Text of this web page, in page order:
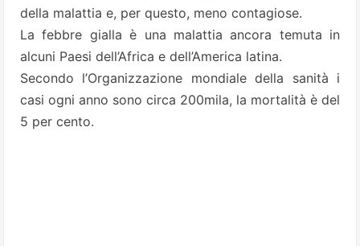
della malattia e, per questo, meno contagiose.
La febbre gialla è una malattia ancora temuta in
alcuni Paesi dell’Africa e dell’America latina.
Secondo l’Organizzazione mondiale della sanità i
casi ogni anno sono circa 200mila, la mortalità è del
5 per cento.